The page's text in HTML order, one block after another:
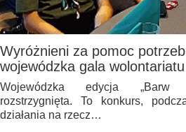
Wyróżnieni za pomoc
wojewódzka gala wolontariatu
Wojewódzka edycja „Barw
rozstrzygnięta. To konkurs,
działania na rzecz…